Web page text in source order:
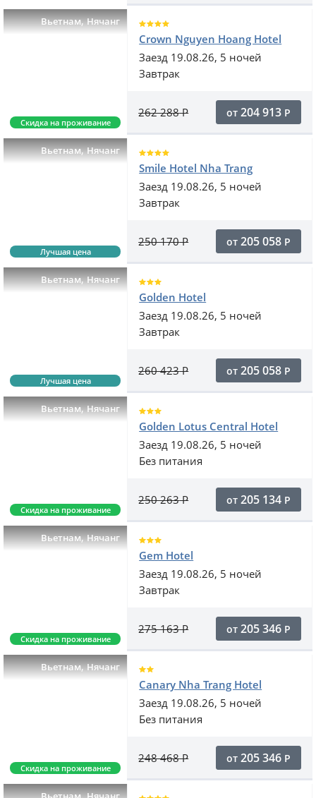
Вьетнам,Нячанг
Скидка на проживание
Crown Nguyen Hoang Hotel
Заезд 19.08.26, 5 ночей
Завтрак
262 288Р от 204 913 Р
Вьетнам,Нячанг
Лучшая цена
Smile Hotel Nha Trang
Заезд 19.08.26, 5 ночей
Завтрак
250 170Р от 205 058 Р
Вьетнам,Нячанг
Лучшая цена
Golden Hotel
Заезд 19.08.26, 5 ночей
Завтрак
260 423Р от 205 058 Р
Вьетнам,Нячанг
Скидка на проживание
Golden Lotus Central Hotel
Заезд 19.08.26, 5 ночей
Без питания
250 263Р от 205 134 Р
Вьетнам,Нячанг
Скидка на проживание
Gem Hotel
Заезд 19.08.26, 5 ночей
Завтрак
275 163Р от 205 346 Р
Вьетнам,Нячанг
Скидка на проживание
Canary Nha Trang Hotel
Заезд 19.08.26, 5 ночей
Без питания
248 468Р от 205 346 Р